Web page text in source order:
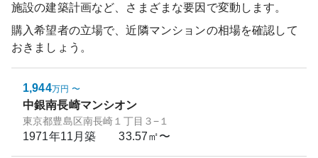
施設の建築計画など、さまざまな要因で変動します。
購入希望者の立場で、近隣マンションの相場を確認して
おきましょう。
1,944万円 〜
中銀南長崎マンシオン
東京都豊島区南長崎１丁目３−１
1971年11月築 33.57㎡〜